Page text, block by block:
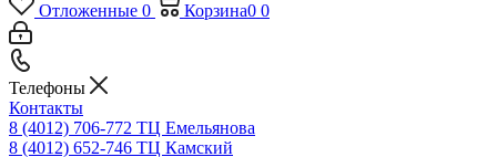
Отложенные 0 Корзина0 0
Телефоны
Контакты
8 (4012) 706-772 ТЦ Емельянова
8 (4012) 652-746 ТЦ Камский